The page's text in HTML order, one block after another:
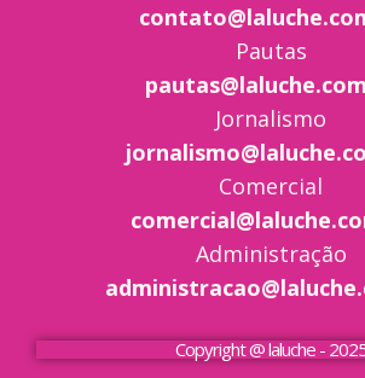
Pautas
Jornalismo
Comercial
Administração
Copyright @ laluche -